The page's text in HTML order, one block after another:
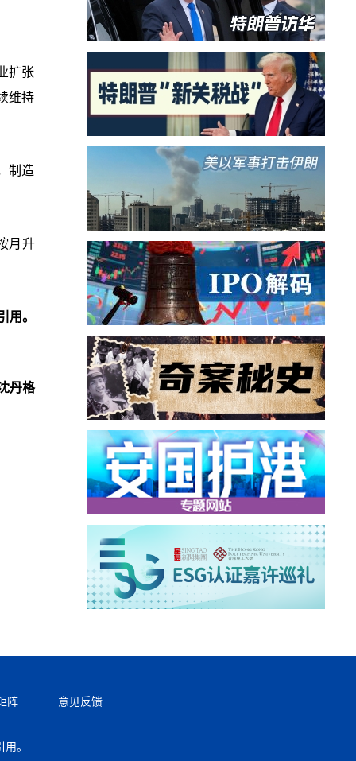
扩张
维持
制造
月升
用。
丹格
阵 意见反馈
。